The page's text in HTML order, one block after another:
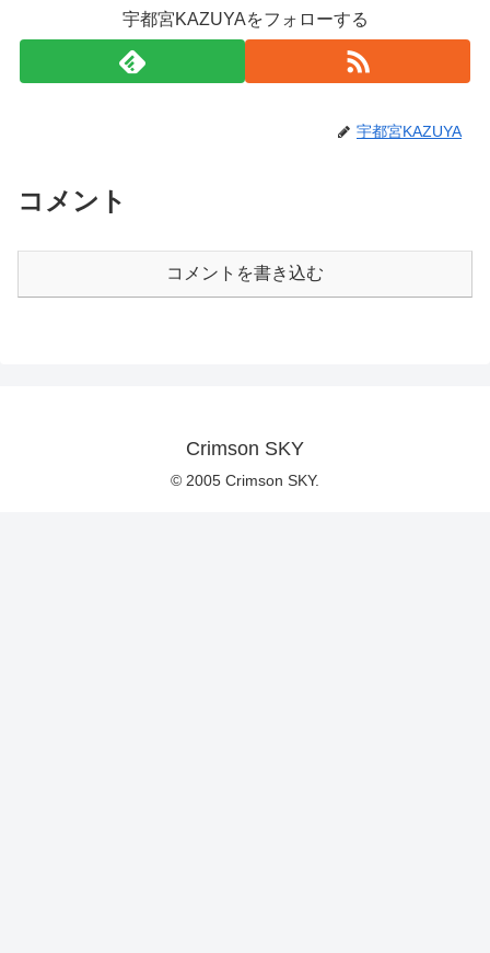
宇都宮KAZUYAをフォローする
宇都宮KAZUYA
コメント
コメントを書き込む
Crimson SKY
© 2005 Crimson SKY.